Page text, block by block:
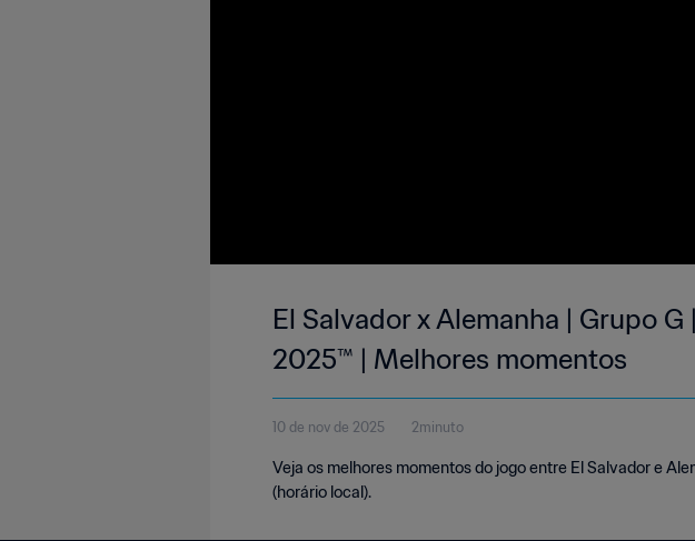
El Salvador x Alemanha | Grupo
2025™ | Melhores momentos
10 de nov de 2025 2minuto
Veja os melhores momentos do jogo entre El Salvador e
(horário local).